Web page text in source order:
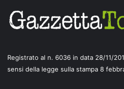
Registrato al n. 6036 in data 28/11/
sensi della legge sulla stampa 8